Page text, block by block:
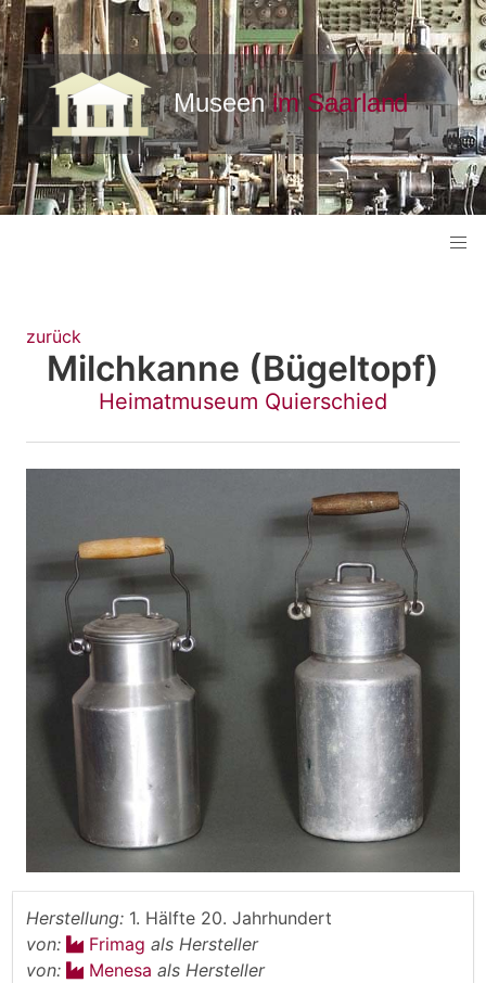
zurück
Milchkanne (Bügeltopf)
Heimatmuseum Quierschied
Herstellung: 1. Hälfte 20. Jahrhundert
von:
Frimag als Hersteller
von:
Menesa als Hersteller